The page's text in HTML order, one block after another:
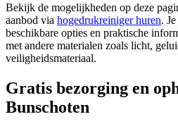
Bekijk de mogelijkheden op deze
aanbod via hogedrukreiniger huren.
beschikbare opties en praktische
met andere materialen zoals licht,
veiligheidsmateriaal.
Gratis bezorging en
Bunschoten